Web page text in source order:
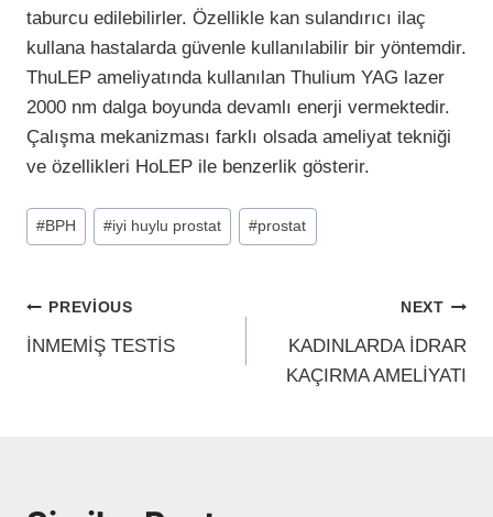
taburcu edilebilirler. Özellikle kan sulandırıcı ilaç
kullana hastalarda güvenle kullanılabilir bir yöntemdir.
ThuLEP ameliyatında kullanılan Thulium YAG lazer
2000 nm dalga boyunda devamlı enerji vermektedir.
Çalışma mekanizması farklı olsada ameliyat tekniği
ve özellikleri HoLEP ile benzerlik gösterir.
Post
Tags:
#BPH #iyi huylu prostat #prostat
Yazı
gezinmesi
PREVIOUS
İNMEMİŞ TESTİS
NEXT
KADINLARDA İDRAR
KAÇIRMA AMELİYATI